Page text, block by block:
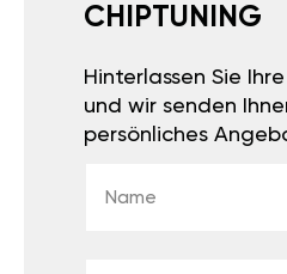
CHIPTUNING
Hinterlassen Sie
und wir senden
persönliches